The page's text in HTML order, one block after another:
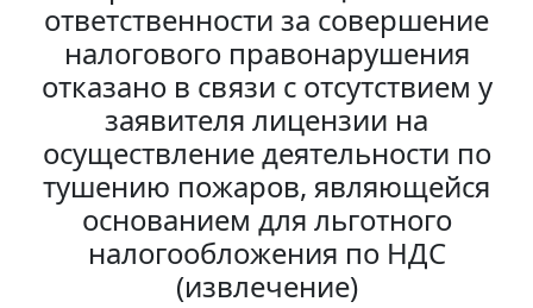
ответственности за совершение
налогового правонарушения
отказано в связи с отсутствием у
заявителя лицензии на
осуществление деятельности по
тушению пожаров, являющейся
основанием для льготного
налогообложения по НДС
(извлечение)